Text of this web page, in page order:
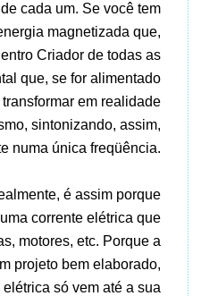
cada um. Se você tem
magnetizada que,
Criador de todas as
que, se for alimentado
em realidade
sintonizando, assim,
numa única freqüência.
é assim porque
corrente elétrica que
motores, etc. Porque a
projeto bem elaborado,
só vem até a sua